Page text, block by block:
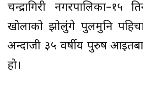
चन्द्रागिरी नगरपालिका–१५
खोलाको झोलुंगे पुलमुनि
अन्दाजी ३५ वर्षीय पुरुष
हो।